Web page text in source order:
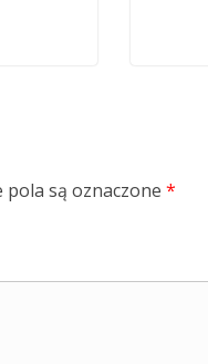
pola są oznaczone *